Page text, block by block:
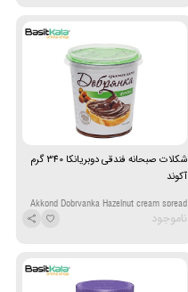
شکلات صبحانه فندقی دوبریانکا 340 گرم
آکوند
Akkond Dobryanka Hazelnut cream spread
340 gr
ناموجود